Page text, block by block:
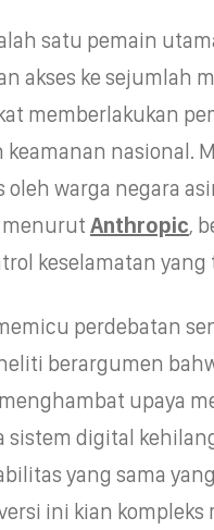
satu pemain
akses ke sejumlah
memberlakukan
keamanan nasional.
oleh warga negara
menurut Anthropic,
keselamatan
perdebatan
berargumen
upaya
sistem digital
yang sama
ini kian